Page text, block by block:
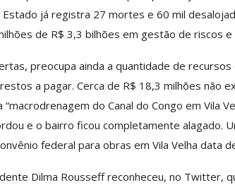
já registra 27 mortes e 60 mil
de R$ 3,3 bilhões em gestão de riscos
preocupa ainda a quantidade de
a pagar. Cerca de R$ 18,3 milhões não
do Canal do Congo em Vila
e o bairro ficou completamente alagado.
federal para obras em Vila Velha data
Dilma Rousseff reconheceu, no Twitter,